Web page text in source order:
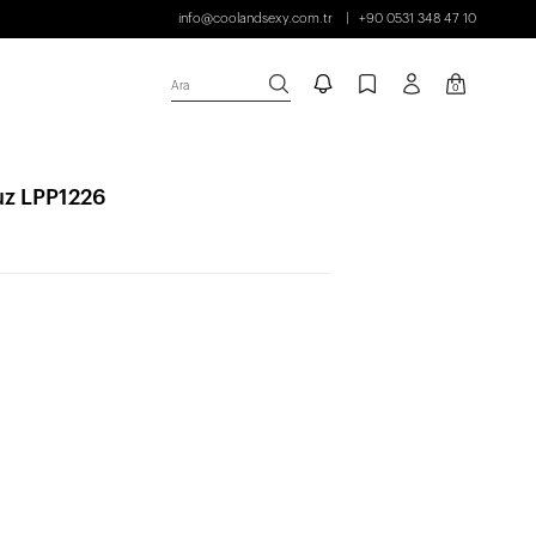
info@coolandsexy.com.tr +90 0531 348 47 10
Ara 0
LPP1226